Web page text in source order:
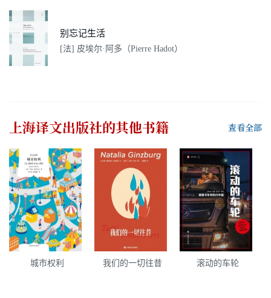
别忘记生活
[法] 皮埃尔·阿多（Pierre Hadot）
上海译文出版社的其他书籍 查看全部
城市权利 我们的一切往昔 滚动的车轮